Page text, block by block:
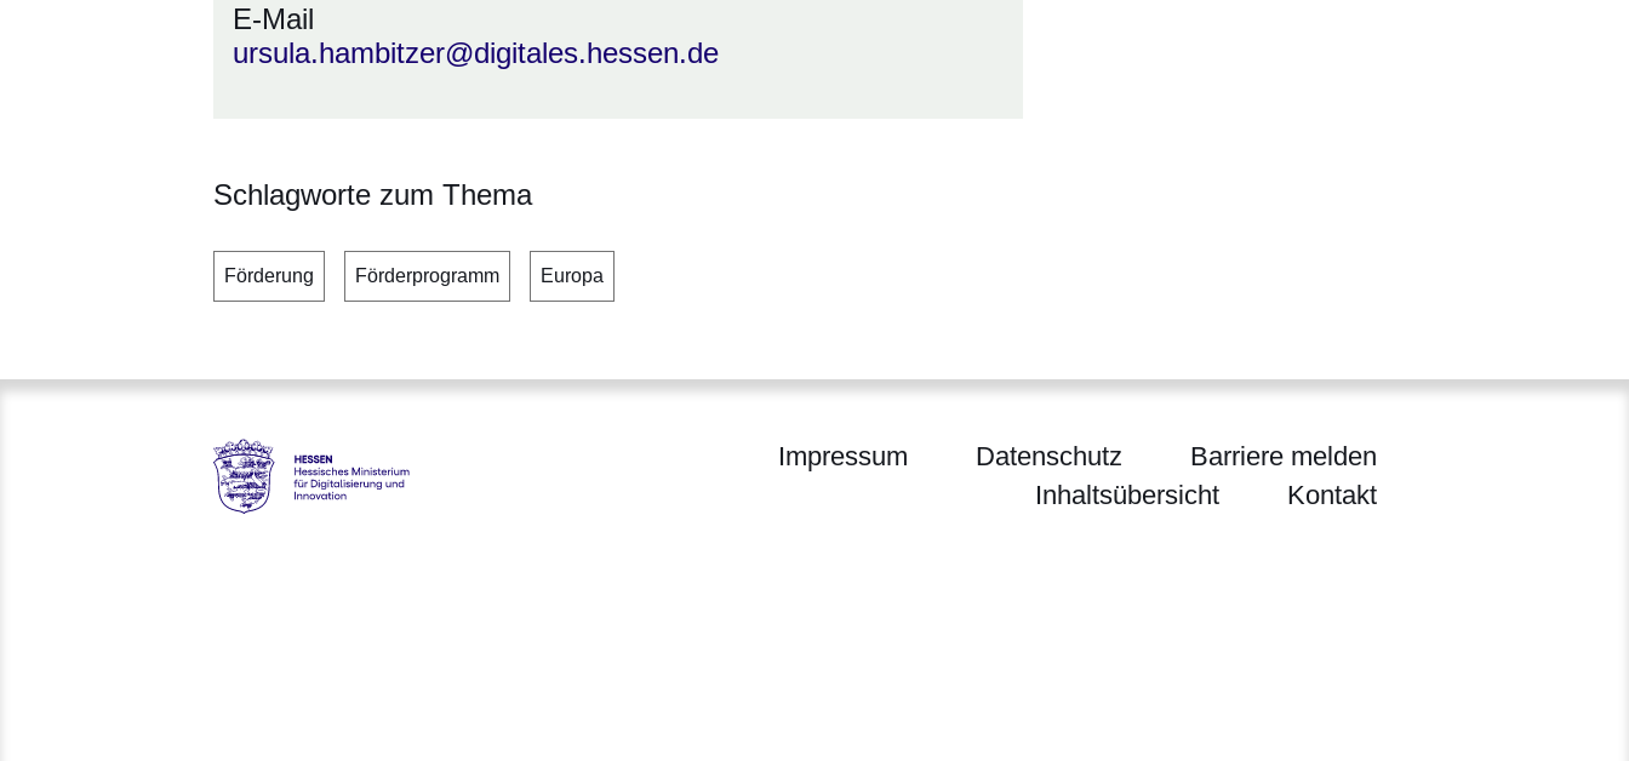
E-Mail
ursula.hambitzer@digitales.hessen.de
Schlagworte zum Thema
Förderung Förderprogramm Europa
Hessen - Hessisches Ministerium für Digitalisierung und Innovation
Impressum Datenschutz
Barriere melden
Inhaltsübersicht
Kontakt